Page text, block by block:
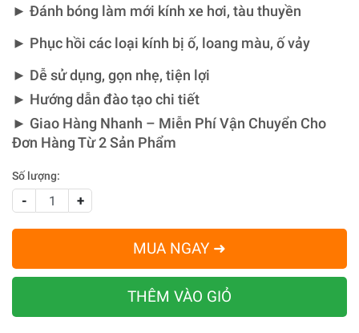
► Đánh bóng làm mới kính xe hơi, tàu thuyền
► Phục hồi các loại kính bị ố, loang màu, ố vảy
► Dễ sử dụng, gọn nhẹ, tiện lợi
► Hướng dẫn đào tạo chi tiết
► Giao Hàng Nhanh – Miễn Phí Vận Chuyển Cho
Đơn Hàng Từ 2 Sản Phẩm
Số lượng:
- +
MUA NGAY ➜
THÊM VÀO GIỎ